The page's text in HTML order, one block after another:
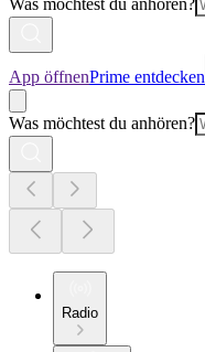
Was möchtest du anhören?
App öffnenPrime entdecken
Was möchtest du anhören?
Radio